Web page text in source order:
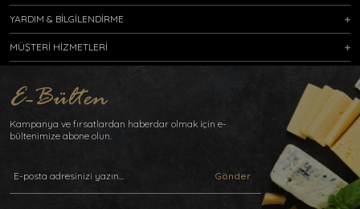
YARDIM & BİLGİLENDİRME
MÜŞTERİ HİZMETLERİ
Kampanya ve fırsatlardan haberdar olmak için e-
bültenimize abone olun.
Gönder